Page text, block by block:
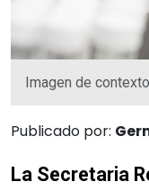
Imagen de
Publicado por:
La Secretaria